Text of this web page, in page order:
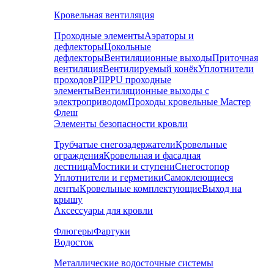
Кровельная вентиляция
Проходные элементыАэраторы и
дефлекторыЦокольные
дефлекторыВентиляционные выходыПриточная
вентиляцияВентилируемый конёкУплотнители
проходовPIIPPU проходные
элементыВентиляционные выходы с
электроприводомПроходы кровельные Мастер
Флеш
Элементы безопасности кровли
Трубчатые снегозадержателиКровельные
огражденияКровельная и фасадная
лестницаМостики и ступениСнегостопор
Уплотнители и герметикиСамоклеющиеся
лентыКровельные комплектующиеВыход на
крышу
Аксессуары для кровли
ФлюгерыФартуки
Водосток
Металлические водосточные системы